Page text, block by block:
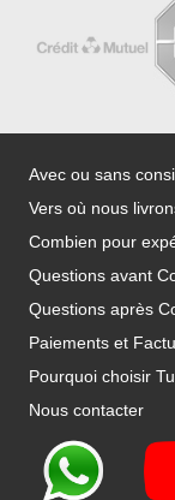
Avec ou sans
Vers où nous
Combien pour
Questions avant
Questions après
Paiements et
Pourquoi choisir
Nous contacter